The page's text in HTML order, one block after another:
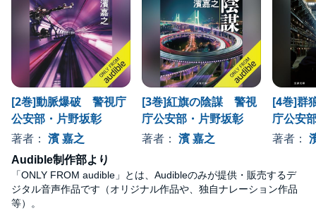
展望台で衆目のなか、一撃で三人を殺すという凄腕スナイパーの
黒幕は――
中・韓・北・露はじめ各国のスパイが入り乱れ、舞台はEUの中心
ブリュッセルへ……
100万部突破した大人気の「青山望シリーズ」に続く、公安小説の
最先端！
[2巻]動脈爆破 警視庁
公安部・片野坂彰
著者： 濱 嘉之
[3巻]紅旗の陰謀 警視
庁公安部・片野坂彰
著者： 濱 嘉之
[4巻]群
庁公安
著者：
Audible制作部より
「ONLY FROM audible」とは、Audibleのみが提供・販売するデ
ジタル音声作品です（オリジナル作品や、独自ナレーション作品
等）。